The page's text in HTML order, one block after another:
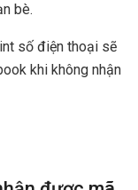
bè.
số điện thoại sẽ
khi không nhận